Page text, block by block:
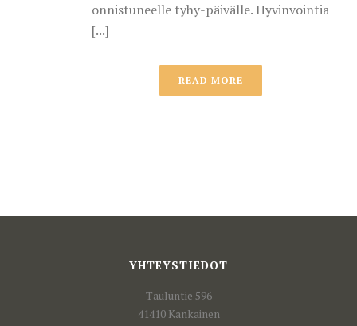
onnistuneelle tyhy-päivälle. Hyvinvointia
[...]
READ MORE
YHTEYSTIEDOT
Tauluntie 596
41410 Kankainen